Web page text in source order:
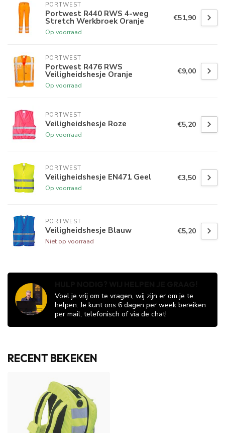
PORTWEST
Portwest R440 RWS 4-weg
Stretch Werkbroek Oranje
Op voorraad
€51,90
PORTWEST
Portwest R476 RWS
Veiligheidshesje Oranje
Op voorraad
€9,00
PORTWEST
Veiligheidshesje Roze
Op voorraad
€5,20
PORTWEST
Veiligheidshesje EN471 Geel
Op voorraad
€3,50
PORTWEST
Veiligheidshesje Blauw
Niet op voorraad
€5,20
Voel je vrij om te vragen, wij zijn er om je te
helpen. Je kunt ons 6 dagen per week bereiken
per mail, telefonisch of via de chat!
RECENT BEKEKEN